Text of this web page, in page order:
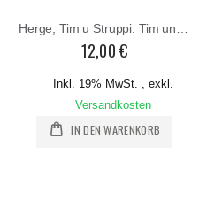
12,00 €
Inkl. 19% MwSt.
exkl.
Versandkosten
IN DEN WARENKORB